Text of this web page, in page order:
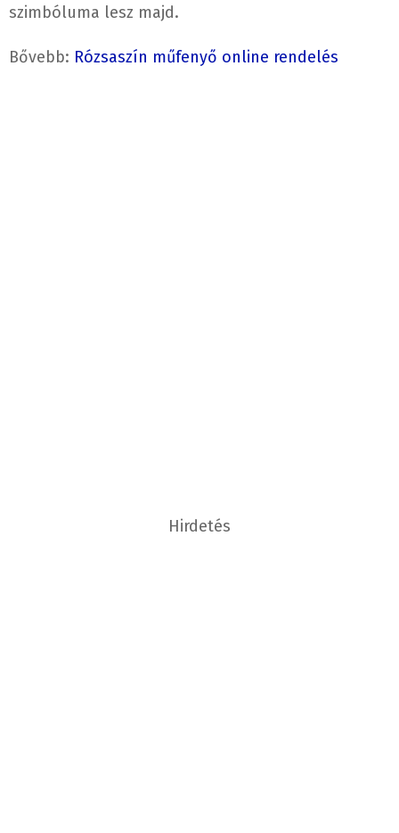
szimbóluma lesz majd.
Bővebb: Rózsaszín műfenyő online rendelés
Hirdetés